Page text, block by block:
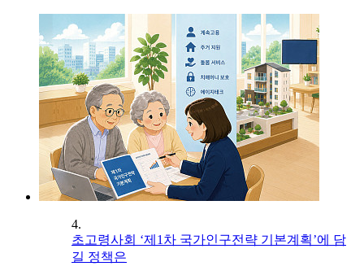
4.
초고령사회 ‘제1차 국가인구전략 기본계획’에 담
길 정책은